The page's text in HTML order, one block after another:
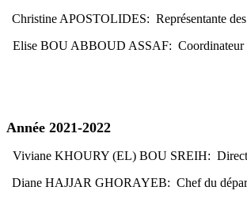
Christine APOSTOLIDES: Représentante des
Elise BOU ABBOUD ASSAF: Coordinateur
Année 2021-2022
Viviane KHOURY (EL) BOU SREIH:
Diane HAJJAR GHORAYEB: Chef du